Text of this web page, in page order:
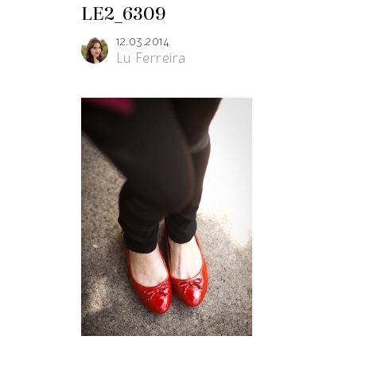
LE2_6309
12.03.2014
Lu Ferreira